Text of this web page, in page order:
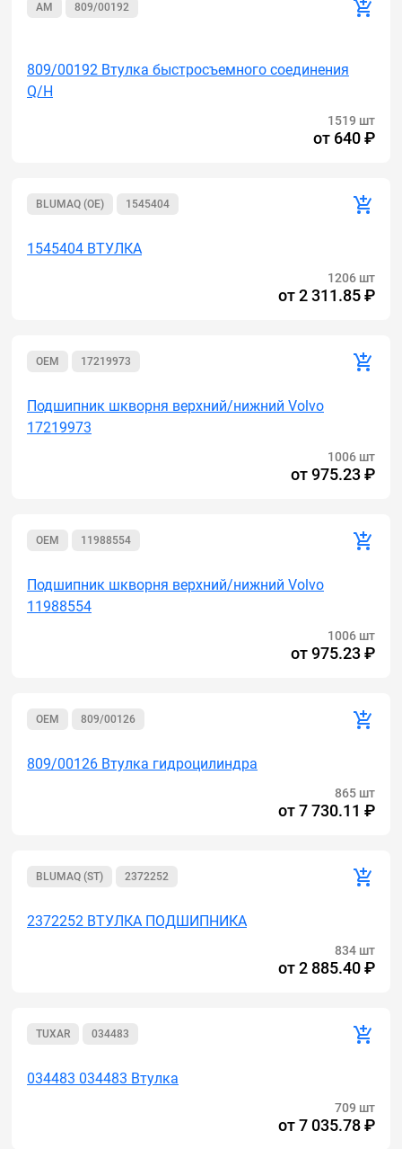
AM 809/00192
809/00192 Втулка быстросъемного соединения
Q/H
1519 шт
от 640 ₽
BLUMAQ (OE) 1545404
1545404 ВТУЛКА
1206 шт
от2 311.85 ₽
OEM 17219973
Подшипник шкворня верхний/нижний Volvo
17219973
1006 шт
от975.23 ₽
OEM 11988554
Подшипник шкворня верхний/нижний Volvo
11988554
1006 шт
от975.23 ₽
OEM 809/00126
809/00126 Втулка гидроцилиндра
865 шт
от7 730.11 ₽
BLUMAQ (ST) 2372252
2372252 ВТУЛКА ПОДШИПНИКА
834 шт
от2 885.40 ₽
TUXAR 034483
034483 034483 Втулка
709 шт
от7 035.78 ₽